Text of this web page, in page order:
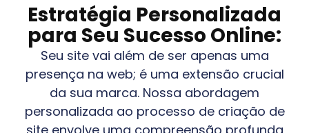
Estratégia Personalizada
para Seu Sucesso Online:
Seu site vai além de ser apenas uma
presença na web; é uma extensão crucial
da sua marca. Nossa abordagem
personalizada ao processo de criação de